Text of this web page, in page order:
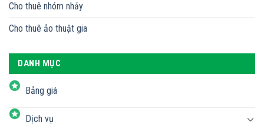
Cho thuê nhóm nhảy
Cho thuê ảo thuật gia
DANH MỤC
Bảng giá
Dịch vụ